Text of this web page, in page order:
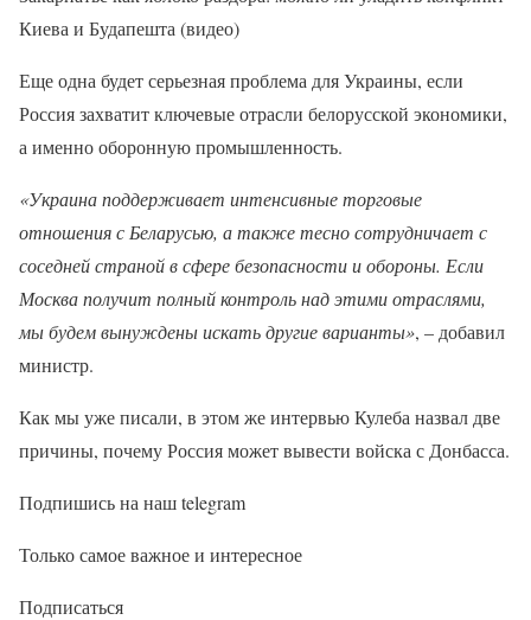
Киева и Будапешта (видео)
Еще одна будет серьезная проблема для Украины, если
Россия захватит ключевые отрасли белорусской экономики,
а именно оборонную промышленность.
«Украина поддерживает интенсивные торговые
отношения с Беларусью, а также тесно сотрудничает с
соседней страной в сфере безопасности и обороны. Если
Москва получит полный контроль над этими отраслями,
мы будем вынуждены искать другие варианты», – добавил
министр.
Как мы уже писали, в этом же интервью Кулеба назвал две
причины, почему Россия может вывести войска с Донбасса.
Подпишись на наш telegram
Только самое важное и интересное
Подписаться